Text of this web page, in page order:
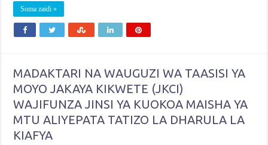
Soma zaidi »
MADAKTARI NA WAUGUZI WA TAASISI YA
MOYO JAKAYA KIKWETE (JKCI)
WAJIFUNZA JINSI YA KUOKOA MAISHA YA
MTU ALIYEPATA TATIZO LA DHARULA LA
KIAFYA